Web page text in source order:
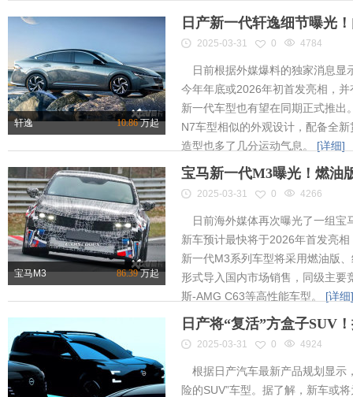
轩逸 10.86万起
日产新一代轩逸细节曝光
2025-03-31 0 4784
日前根据外媒爆料的独家消息显
今年年底或2026年初首发亮相，
新一代车型也有望在同期正式推出
N7车型相似的外观设计，配备全
造型也多了几分运动气息。 [详细]
宝马M3 86.39万起
宝马新一代M3曝光！燃油
2025-03-31 0 4266
日前海外媒体再次曝光了一组宝
新车预计最快将于2026年首发亮
新一代M3系列车型将采用燃油版
形式导入国内市场销售，同级主要
斯-AMG C63等高性能车型。 [详细]
日产将“复活”方盒子SUV
2025-03-31 0 4924
根据日产汽车最新产品规划显示
险的SUV”车型。据了解，新车或